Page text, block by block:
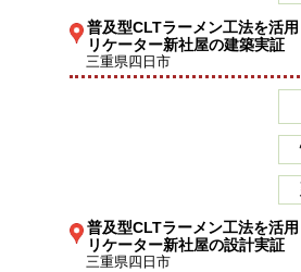
普及型CLTラーメン工法を活
リケーター新社屋の建築実証
三重県四日市
普及型CLTラーメン工法を活
リケーター新社屋の設計実証
三重県四日市